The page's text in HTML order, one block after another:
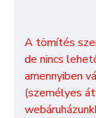
A tömítés
de nincs
amennyiben
(személyes